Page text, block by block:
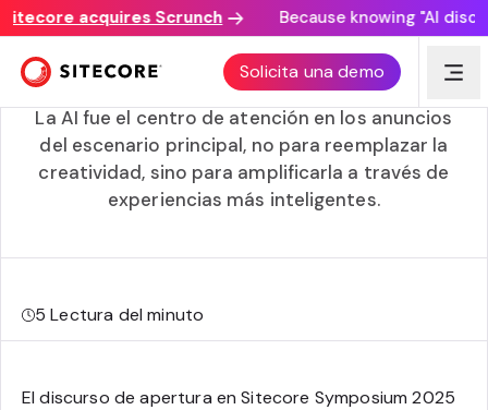
acquires Scrunch Because knowing "AI
Solicita una demo
La AI se une a la conexión humana en el Sitecore
Symposium 2025
La AI fue el centro de atención en los anuncios
del escenario principal, no para reemplazar la
creatividad, sino para amplificarla a través de
experiencias más inteligentes.
5Lectura del minuto
El discurso de apertura en Sitecore Symposium 2025